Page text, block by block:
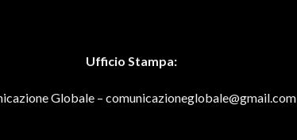
Ufficio Stampa:
Globale – comunicazioneglobale@gmail.com